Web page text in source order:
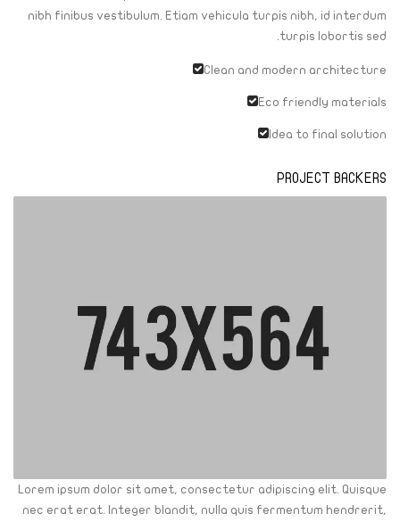
nibh finibus vestibulum. Etiam vehicula turpis nibh, id interdum
turpis lobortis sed.
Clean and modern architecture
Eco friendly materials
Idea to final solution
PROJECT BACKERS
Lorem ipsum dolor sit amet, consectetur adipiscing elit. Quisque
nec erat erat. Integer blandit, nulla quis fermentum hendrerit,